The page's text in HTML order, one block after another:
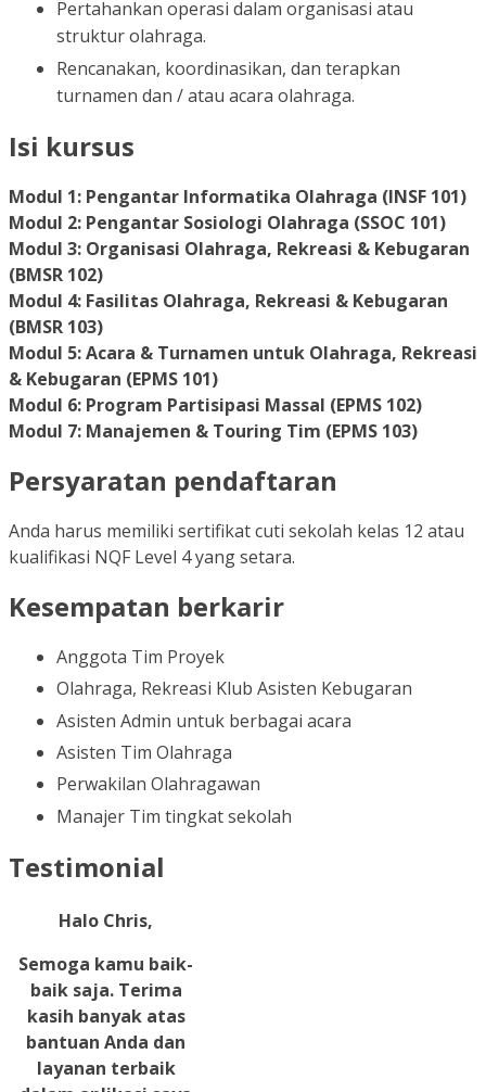
Pertahankan operasi dalam organisasi atau
struktur olahraga.
Rencanakan, koordinasikan, dan terapkan
turnamen dan / atau acara olahraga.
Isi kursus
Modul 1: Pengantar Informatika Olahraga (INSF 101)
Modul 2: Pengantar Sosiologi Olahraga (SSOC 101)
Modul 3: Organisasi Olahraga, Rekreasi & Kebugaran
(BMSR 102)
Modul 4: Fasilitas Olahraga, Rekreasi & Kebugaran
(BMSR 103)
Modul 5: Acara & Turnamen untuk Olahraga, Rekreasi
& Kebugaran (EPMS 101)
Modul 6: Program Partisipasi Massal (EPMS 102)
Modul 7: Manajemen & Touring Tim (EPMS 103)
Persyaratan pendaftaran
Anda harus memiliki sertifikat cuti sekolah kelas 12 atau
kualifikasi NQF Level 4 yang setara.
Kesempatan berkarir
Anggota Tim Proyek
Olahraga, Rekreasi Klub Asisten Kebugaran
Asisten Admin untuk berbagai acara
Asisten Tim Olahraga
Perwakilan Olahragawan
Manajer Tim tingkat sekolah
Testimonial
Halo Chris,
Semoga kamu baik-
baik saja. Terima
kasih banyak atas
bantuan Anda dan
layanan terbaik